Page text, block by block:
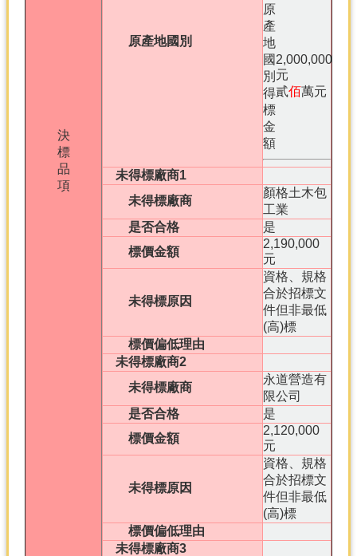
決
標
品
項
原產地國別
原
產
地
國
別
得
標
金
額
2,000,000
元
貳佰萬元
未得標廠商1
未得標廠商
顏格土木包
工業
是否合格
是
標價金額
2,190,000
元
未得標原因
資格、規格
合於招標文
件但非最低
(高)標
標價偏低理由
未得標廠商2
未得標廠商
永道營造有
限公司
是否合格
是
標價金額
2,120,000
元
未得標原因
資格、規格
合於招標文
件但非最低
(高)標
標價偏低理由
未得標廠商3